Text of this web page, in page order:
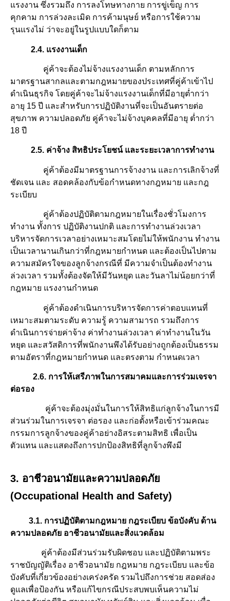
แรงงาน ซึ่งรวมถึง การลงโทษทางกาย การขู่เข็ญ การ
คุกคาม การล่วงละเมิด การค้ามนุษย์ หรือการใช้ความ
รุนแรงไม่ ว่าจะอยู่ในรูปแบบใดก็ตาม
2.4. แรงงานเด็ก
คู่ค้าจะต้องไม่จ้างแรงงานเด็ก ตามหลักการ
มาตรฐานสากลและตามกฎหมายของประเทศที่คู่ค้าเข้าไป
ดำเนินธุรกิจ โดยคู่ค้าจะไม่จ้างแรงงานเด็กที่มีอายุต่ำกว่า
อายุ 15 ปี และสำหรับการปฏิบัติงานที่จะเป็นอันตรายต่อ
สุขภาพ ความปลอดภัย คู่ค้าจะไม่จ้างบุคคลที่มีอายุ ต่ำกว่า
18 ปี
2.5. ค่าจ้าง สิทธิประโยชน์ และระยะเวลาการทำงาน
คู่ค้าต้องมีมาตรฐานการจ้างงาน และการเลิกจ้างที่
ชัดเจน และ สอดคล้องกับข้อกำหนดทางกฎหมาย และกฎ
ระเบียบ
คู่ค้าต้องปฏิบัติตามกฎหมายในเรื่องชั่วโมงการ
ทำงาน ทั้งการ ปฏิบัติงานปกติ และการทำงานล่วงเวลา
บริหารจัดการเวลาอย่างเหมาะสมโดยไม่ให้พนักงาน ทำงาน
เป็นเวลานานเกินกว่าที่กฎหมายกำหนด และต้องเป็นไปตาม
ความสมัครใจของลูกจ้างกรณีที่ มีความจำเป็นต้องทำงาน
ล่วงเวลา รวมทั้งต้องจัดให้มีวันหยุด และวันลาไม่น้อยกว่าที่
กฎหมาย แรงงานกำหนด
คู่ค้าต้องดำเนินการบริหารจัดการค่าตอบแทนที่
เหมาะสมตามระดับ ความรู้ ความสามารถ รวมถึงการ
ดำเนินการจ่ายค่าจ้าง ค่าทำงานล่วงเวลา ค่าทำงานในวัน
หยุด และสวัสดิการที่พนักงานพึงได้รับอย่างถูกต้องเป็นธรรม
ตามอัตราที่กฎหมายกำหนด และตรงตาม กำหนดเวลา
2.6. การให้เสรีภาพในการสมาคมและการร่วมเจรจา
ต่อรอง
คู่ค้าจะต้องมุ่งมั่นในการให้สิทธิแก่ลูกจ้างในการมี
ส่วนร่วมในการเจรจา ต่อรอง และก่อตั้งหรือเข้าร่วมคณะ
กรรมการลูกจ้างของคู่ค้าอย่างอิสระตามสิทธิ เพื่อเป็น
ตัวแทน และแสดงถึงการปกป้องสิทธิที่ลูกจ้างพึงมี
3. อาชีวอนามัยและความปลอดภัย
(Occupational Health and Safety)
3.1. การปฏิบัติตามกฎหมาย กฎระเบียบ ข้อบังคับ ด้าน
ความปลอดภัย อาชีวอนามัยและสิ่งแวดล้อม
คู่ค้าต้องมีส่วนร่วมรับผิดชอบ และปฏิบัติตามพระ
ราชบัญญัติเรื่อง อาชีวอนามัย กฎหมาย กฎระเบียบ และข้อ
บังคับที่เกี่ยวข้องอย่างเคร่งครัด รวมไปถึงการช่วย สอดส่อง
ดูแลเพื่อป้องกัน หรือแก้ไขกรณีประสบพบเห็นความไม่